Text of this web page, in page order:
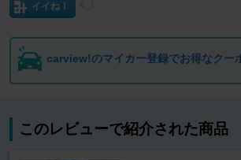
イイね！
carview!のマイカー登録でお得なクー
このレビューで紹介された商品